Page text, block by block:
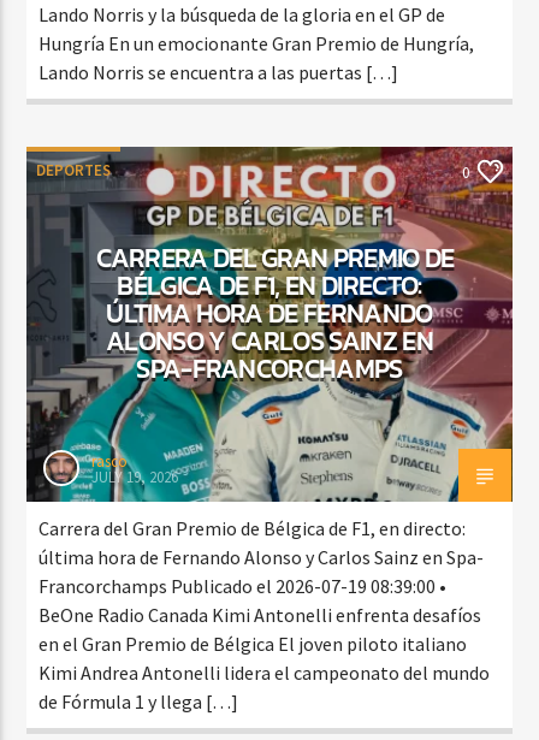
Lando Norris y la búsqueda de la gloria en el GP de
Hungría En un emocionante Gran Premio de Hungría,
Lando Norris se encuentra a las puertas […]
DEPORTES 0
CARRERA DEL GRAN PREMIO DE
BÉLGICA DE F1, EN DIRECTO:
ÚLTIMA HORA DE FERNANDO
ALONSO Y CARLOS SAINZ EN
SPA-FRANCORCHAMPS
rasco
JULY 19, 2026
Carrera del Gran Premio de Bélgica de F1, en directo:
última hora de Fernando Alonso y Carlos Sainz en Spa-
Francorchamps Publicado el 2026-07-19 08:39:00 •
BeOne Radio Canada Kimi Antonelli enfrenta desafíos
en el Gran Premio de Bélgica El joven piloto italiano
Kimi Andrea Antonelli lidera el campeonato del mundo
de Fórmula 1 y llega […]